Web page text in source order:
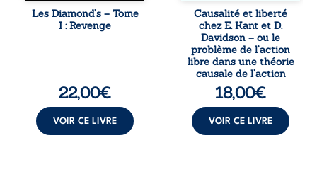
croise sa route.
Chef d’une famille
de Nomads, Juan
Les Diamond’s – Tome
I : Revenge
22,00€
VOIR CE LIVRE
responsabilité. De
la volonté
kantienne au
monisme anomal
de Davidson, il
interroge la
manière dont les
intentions et les
croyances
peuvent ...
Causalité et liberté
chez E. Kant et D.
Davidson – ou le
problème de l’action
libre dans une théorie
causale de l’action
18,00€
VOIR CE LIVRE